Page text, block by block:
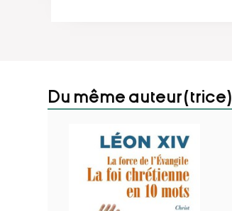
Du même auteur(trice)